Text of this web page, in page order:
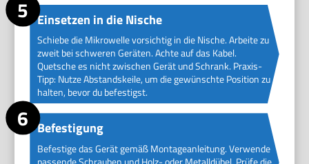
Einsetzen in die Nische
Schiebe die Mikrowelle vorsichtig in die Nische. Arbeite zu
zweit bei schweren Geräten. Achte auf das Kabel.
Quetsche es nicht zwischen Gerät und Schrank. Praxis-
Tipp: Nutze Abstandskeile, um die gewünschte Position zu
halten, bevor du befestigst.
Befestigung
Befestige das Gerät gemäß Montageanleitung. Verwende